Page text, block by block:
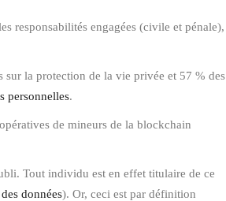
responsabilités engagées (civile et pénale),
sur la protection de la vie privée et 57 % des
personnelles.
de mineurs de la blockchain
Tout individu est en effet titulaire de ce
données). Or, ceci est par définition